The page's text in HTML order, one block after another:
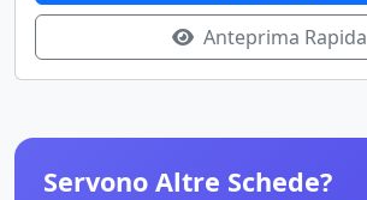
Anteprima Rapida
Servono Altre Schede?